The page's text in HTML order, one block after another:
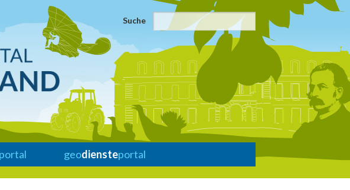
Suche
portal geodiensteportal